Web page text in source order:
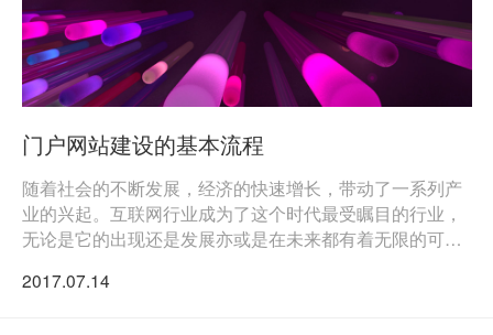
门户网站建设的基本流程
随着社会的不断发展，经济的快速增长，带动了一系列产
业的兴起。互联网行业成为了这个时代最受瞩目的行业，
无论是它的出现还是发展亦或是在未来都有着无限的可
2017.07.14